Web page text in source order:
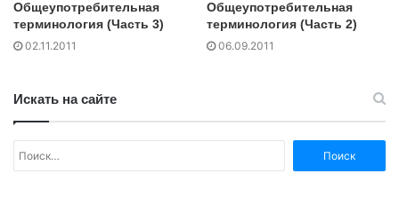
Общеупотребительная
терминология (Часть 3)
02.11.2011
Общеупотребительная
терминология (Часть 2)
06.09.2011
Искать на сайте